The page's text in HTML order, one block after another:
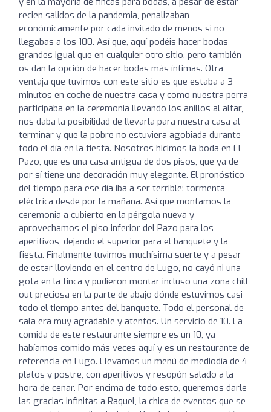
recien salidos de la pandemia, penalizaban
económicamente por cada invitado de menos si no
llegabas a los 100. Así que, aquí podéis hacer bodas
grandes igual que en cualquier otro sitio, pero también
os dan la opción de hacer bodas más íntimas. Otra
ventaja que tuvimos con este sitio es que estaba a 3
minutos en coche de nuestra casa y como nuestra perra
participaba en la ceremonia llevando los anillos al altar,
nos daba la posibilidad de llevarla para nuestra casa al
terminar y que la pobre no estuviera agobiada durante
todo el día en la fiesta. Nosotros hicimos la boda en El
Pazo, que es una casa antigua de dos pisos, que ya de
por sí tiene una decoración muy elegante. El pronóstico
del tiempo para ese día iba a ser terrible: tormenta
eléctrica desde por la mañana. Así que montamos la
ceremonia a cubierto en la pérgola nueva y
aprovechamos el piso inferior del Pazo para los
aperitivos, dejando el superior para el banquete y la
fiesta. Finalmente tuvimos muchísima suerte y a pesar
de estar lloviendo en el centro de Lugo, no cayó ni una
gota en la finca y pudieron montar incluso una zona chill
out preciosa en la parte de abajo dónde estuvimos casi
todo el tiempo antes del banquete. Todo el personal de
sala era muy agradable y atentos. Un servicio de 10. La
comida de este restaurante siempre es un 10, ya
habíamos comido más veces aquí y es un restaurante de
referencia en Lugo. Llevamos un menú de mediodía de 4
platos y postre, con aperitivos y resopón salado a la
hora de cenar. Por encima de todo esto, queremos darle
las gracias infinitas a Raquel, la chica de eventos que se